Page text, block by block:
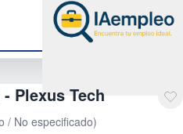
Plexus Tech
/ No especificado)